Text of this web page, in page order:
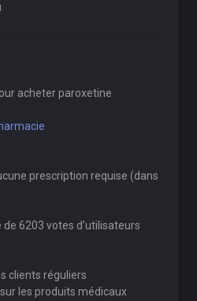
acheter paroxetine
prescription requise (dans
de 6203 votes d’utilisateurs
clients réguliers
les produits médicaux